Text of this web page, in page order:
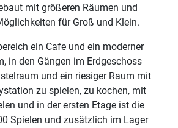
mit größeren Räumen und
für Groß und Klein.
ein Cafe und ein moderner
in den Gängen im Erdgeschoss
und ein riesiger Raum mit
zu spielen, zu kochen, mit
und in der ersten Etage ist die
Spielen und zusätzlich im Lager